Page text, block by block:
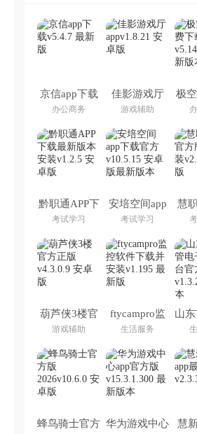
京信app下载
办公商务
佳影游戏厅
app
游戏辅助
极
黔职通APP下
载最新版本安
装
考试学习
安培空间app
下载官方
考试学习
慧
方
葫芦侠3楼官
方正版
游戏辅助
ftycampro监
控软件下载并
安装
生活服务
山
电
蜂鸟骑士官方 华为游戏中心
慧